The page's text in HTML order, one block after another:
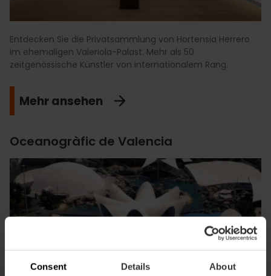
Consent Details About
Entdecken Sie die Privatsammlung von Hortensia Herrero
im ehemaligen Valeriola-Palast. Mehr als 50
zeitgenössische Künstler von internationalem Rang.
Mehr ansehen
Oceanogràfic de Valencia